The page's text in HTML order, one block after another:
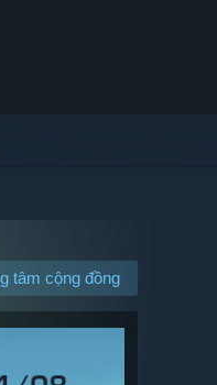
tâm cộng đồng